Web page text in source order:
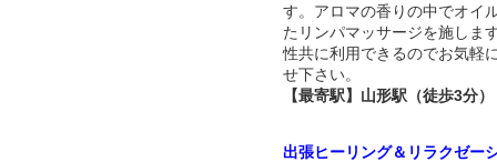
す。アロマの香りの中でオイ
たリンパマッサージを施しま
性共に利用できるのでお気軽
せ下さい。
【最寄駅】山形駅（徒歩3分）
出張ヒーリング＆リラクゼー